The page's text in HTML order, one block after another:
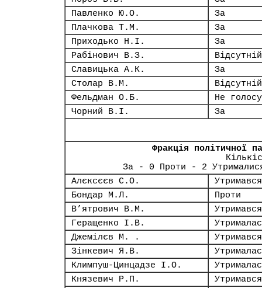
Павленко Ю.О.
За
Плачкова Т.М.
За
Приходько Н.І.
За
Рабінович В.З.
Відсутній
Славицька А.К.
За
Столар В.М.
Відсутній
Фельдман О.Б.
Не
Чорний В.І.
За
Фракція політичної
За - 0 Проти - 2
Алєксєєв С.О.
Утримався
Бондар М.Л.
Проти
В’ятрович В.М.
Утримався
Геращенко І.В.
Джемілєв М. .
Утримався
Зінкевич Я.В.
Климпуш-Цинцадзе І.О.
Князевич Р.П.
Утримався